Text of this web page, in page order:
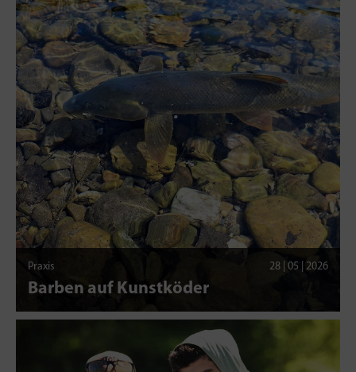
Praxis 28 | 05 | 2026
Barben auf Kunstköder